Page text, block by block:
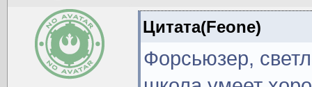
Цитата(Feone)
Форсьюзер,